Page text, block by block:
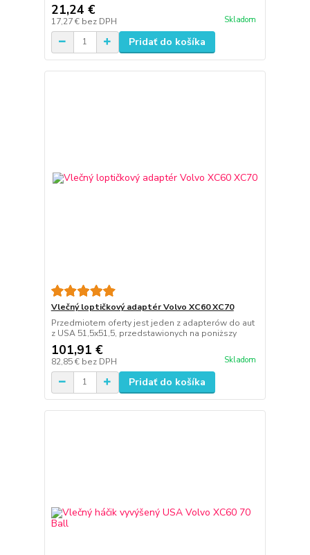
21,24 €
17,27 € bez DPH Skladom
Pridať do košíka
Vlečný loptičkový adaptér Volvo XC60 XC70
Przedmiotem oferty jest jeden z adapterów do aut
z USA 51,5x51,5, przedstawionych na poniższy
101,91 €
82,85 € bez DPH Skladom
Pridať do košíka